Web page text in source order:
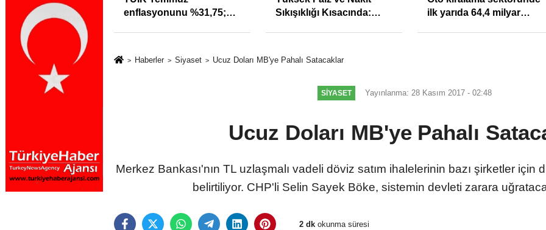
uyarı: Trafiğin
izmariti
enflasyonunu %31,75;
Sıkışıklığı Kısacında:
ilk yarıda 64,4 milyar
Haberler Siyaset Ucuz Doları MB'ye Pahalı Satacaklar
SIYASET Yayınlanma: 28 Kasım 2017 - 02:48
Ucuz Doları MB'ye Pahalı
Merkez Bankası'nın TL uzlaşmalı vadeli döviz satım ihalelerinin bazı şirketler için
belirtiliyor. CHP'li Selin Sayek Böke, sistemin devleti zarara
2 dk okunma süresi